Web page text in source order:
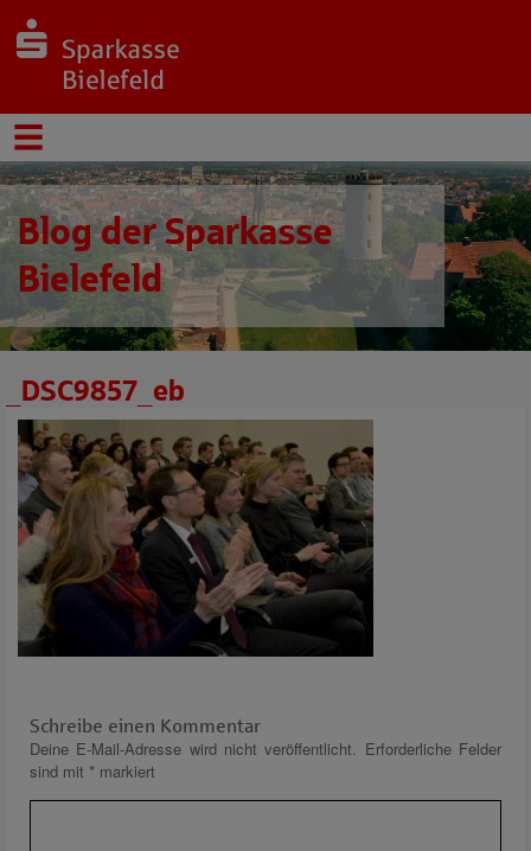
Blog der Sparkasse
Bielefeld
_DSC9857_eb
Schreibe einen Kommentar
Deine E-Mail-Adresse wird nicht veröffentlicht. Erforderliche Felder
sind mit * markiert